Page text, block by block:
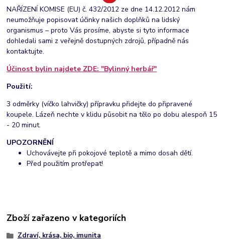
NAŘÍZENÍ KOMISE (EU) č. 432/2012 ze dne 14.12.2012 nám
neumožňuje popisovat účinky našich doplňků na lidský
organismus – proto Vás prosíme, abyste si tyto informace
dohledali sami z veřejně dostupných zdrojů, případně nás
kontaktujte.
Účinost bylin najdete ZDE: "Bylinný herbář"
Použití:
3 odměrky (víčko lahvičky) přípravku přidejte do připravené
koupele. Lázeň nechte v klidu působit na tělo po dobu alespoň 15
- 20 minut.
UPOZORNĚNÍ
Uchovávejte při pokojové teplotě a mimo dosah dětí.
Před použitím protřepat!
Zboží zařazeno v kategoriích
Zdraví, krása, bio, imunita